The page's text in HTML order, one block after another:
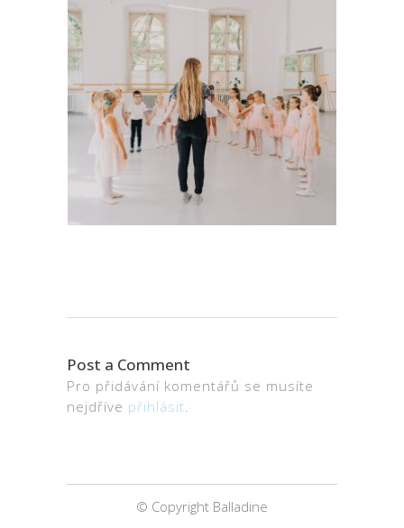
Post a Comment
Pro přidávání komentářů se musíte
nejdříve přihlásit.
© Copyright Balladine